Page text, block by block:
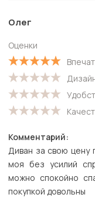
Олег
Оценки
Комментарий:
Диван за свою цену
моя без усилий
можно спокойно
покупкой довольны